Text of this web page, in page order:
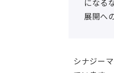
展開へ
シナジー